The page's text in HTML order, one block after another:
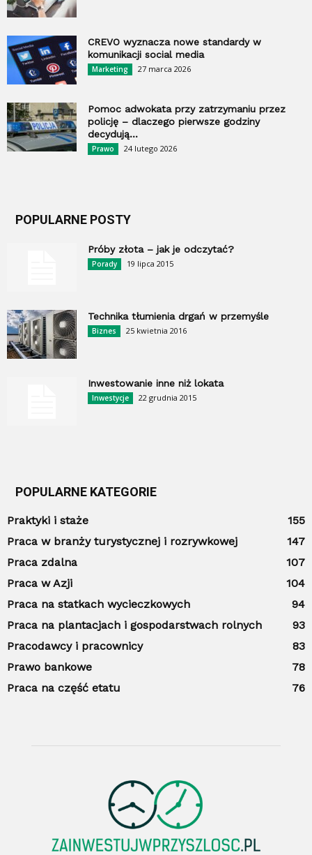
CREVO wyznacza nowe standardy w
komunikacji social media
Marketing 27 marca 2026
Pomoc adwokata przy zatrzymaniu przez
policję – dlaczego pierwsze godziny
decydują...
Prawo 24 lutego 2026
POPULARNE POSTY
Próby złota – jak je odczytać?
Porady 19 lipca 2015
Technika tłumienia drgań w przemyśle
Biznes 25 kwietnia 2016
Inwestowanie inne niż lokata
Inwestycje 22 grudnia 2015
POPULARNE KATEGORIE
Praktyki i staże
155
Praca w branży turystycznej i rozrywkowej
147
Praca zdalna
107
Praca w Azji
104
Praca na statkach wycieczkowych
94
Praca na plantacjach i gospodarstwach rolnych
93
Pracodawcy i pracownicy
83
Prawo bankowe
78
Praca na część etatu
76